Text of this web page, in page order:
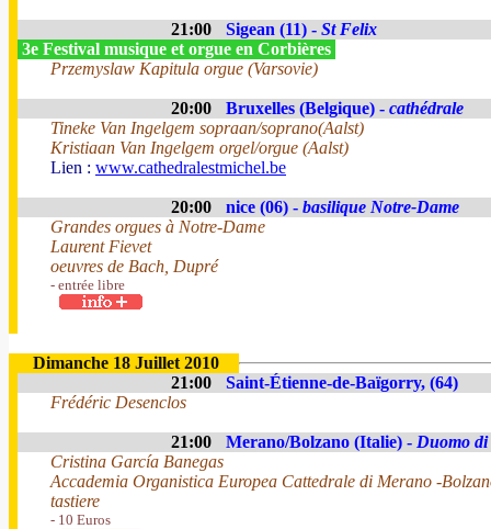
21:00 Sigean (11) - St Felix
3e Festival musique et orgue en Corbières
Przemyslaw Kapitula orgue (Varsovie)
20:00 Bruxelles (Belgique) - cathédrale
Tineke Van Ingelgem sopraan/soprano(Aalst)
Kristiaan Van Ingelgem orgel/orgue (Aalst)
Lien : www.cathedralestmichel.be
20:00 nice (06) - basilique Notre-Dame
Grandes orgues à Notre-Dame
Laurent Fievet
oeuvres de Bach, Dupré
- entrée libre
Dimanche 18 Juillet 2010
21:00
Saint-Étienne-de-Baïgorry, (64)
Frédéric Desenclos
21:00 Merano/Bolzano (Italie) - Duomo
Cristina García Banegas
Accademia Organistica Europea Cattedrale di Merano -
tastiere
- 10 Euros